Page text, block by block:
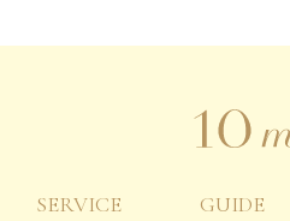
SERVICE GUIDE